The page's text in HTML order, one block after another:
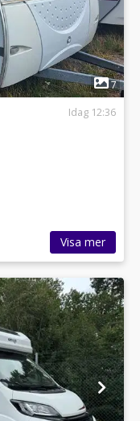
7
Idag 12:36
Visa mer